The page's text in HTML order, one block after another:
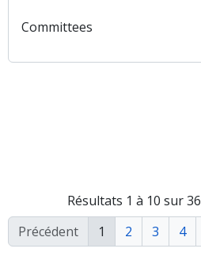
au presse-papier
Committees
Résultats 1 à 10 sur 36
Précédent
1 2 3 4